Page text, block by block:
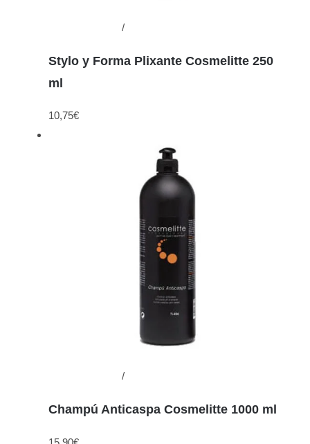
/
Stylo y Forma Plixante Cosmelitte 250
ml
10,75€
/
Champú Anticaspa Cosmelitte 1000 ml